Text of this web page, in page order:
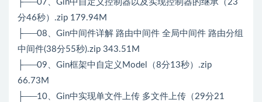
├──07、Gin中自定义控制器以及实现控制器的继承（23
分46秒）.zip 179.94M
├──08、Gin中间件详解 路由中间件 全局中间件 路由分组
中间件(38分55秒).zip 343.51M
├──09、Gin框架中自定义Model（8分13秒）.zip
66.73M
├──10、Gin中实现单文件上传 多文件上传（29分21